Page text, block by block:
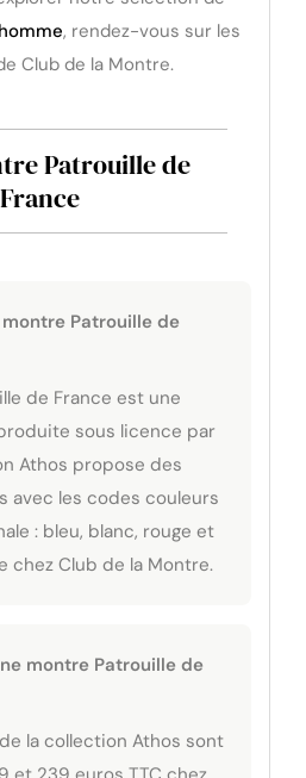
, rendez-vous sur les
Club de la Montre.
Patrouille de
France
Patrouille de
de France est une
sous licence par
Athos propose des
avec les codes couleurs
: bleu, blanc, rouge et
chez Club de la Montre.
montre Patrouille de
la collection Athos sont